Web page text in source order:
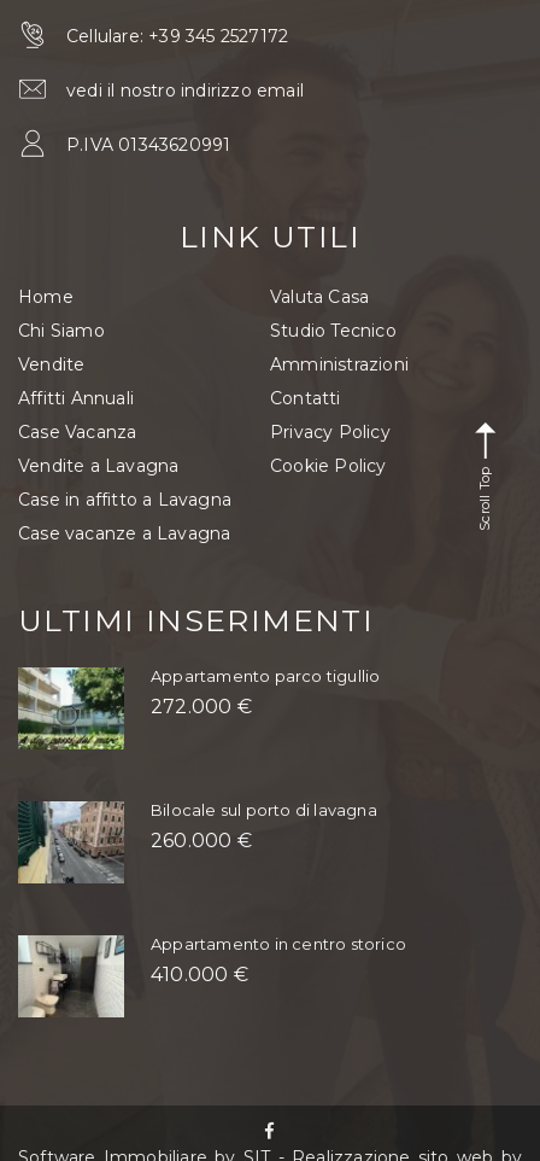
Cellulare: +39 345 2527172
vedi il nostro indirizzo email
P.IVA 01343620991
LINK UTILI
Home
Chi Siamo
Vendite
Affitti Annuali
Case Vacanza
Vendite a Lavagna
Case in affitto a Lavagna
Case vacanze a Lavagna
Valuta Casa
Studio Tecnico
Amministrazioni
Contatti
Privacy Policy
Cookie Policy
ULTIMI INSERIMENTI
Appartamento parco tigullio
272.000 €
Bilocale sul porto di lavagna
260.000 €
Appartamento in centro storico
410.000 €
Scroll Top